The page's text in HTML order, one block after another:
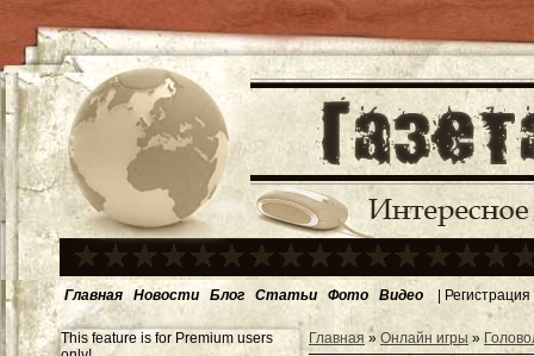
Главная Новости Блог Статьи Фото Видео | Регистрация
This feature is for Premium users
Главная » Онлайн игры »